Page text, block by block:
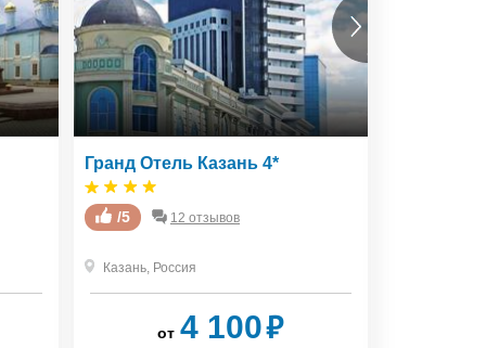
Гранд Отель Казань 4*
/5 12 отзывов
Казань, Россия
от 4 100₽